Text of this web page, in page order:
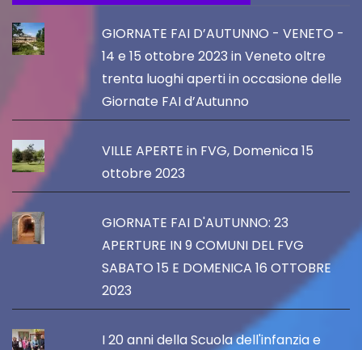
GIORNATE FAI D’AUTUNNO - VENETO -
14 e 15 ottobre 2023 in Veneto oltre
trenta luoghi aperti in occasione delle
Giornate FAI d’Autunno
VILLE APERTE in FVG, Domenica 15
ottobre 2023
GIORNATE FAI D'AUTUNNO: 23
APERTURE IN 9 COMUNI DEL FVG
SABATO 15 E DOMENICA 16 OTTOBRE
2023
I 20 anni della Scuola dell'infanzia e